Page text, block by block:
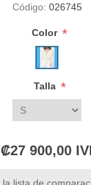
Código: 026745
Color *
Talla *
₡27 900,00